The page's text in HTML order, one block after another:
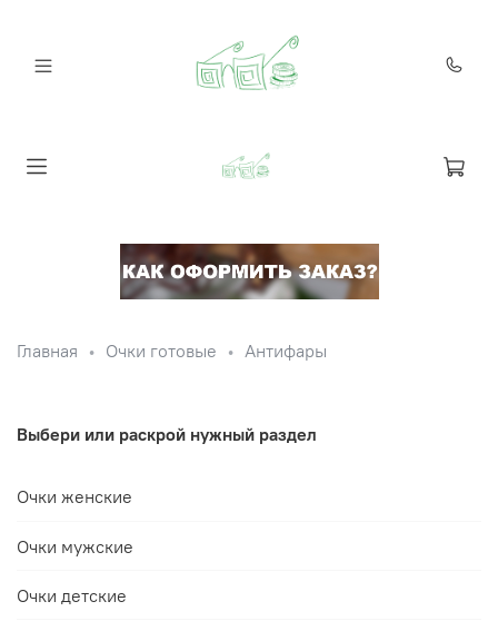
Главная Очки готовые Антифары
Выбери или раскрой нужный раздел
Очки женские
Очки мужские
Очки детские